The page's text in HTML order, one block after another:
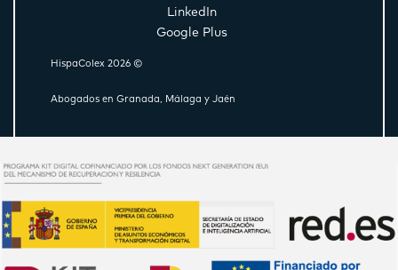
LinkedIn
Google Plus
HispaColex 2026 ©
Abogados en Granada, Málaga y Jaén